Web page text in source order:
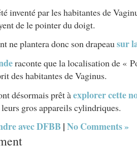
inventé par les habitantes de
de le pointer du doigt.
ne plantera donc son drapeausur
raconte que la localisation de «
des habitantes de Vaginus.
désormais prêt àexplorer cette
gros appareils cylindriques.
avec DFBB |No Comments »